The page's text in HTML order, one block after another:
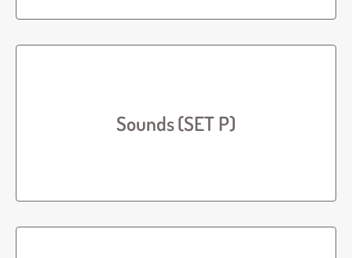
Sounds (SET P)